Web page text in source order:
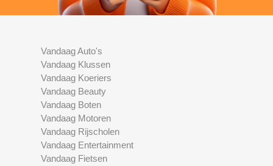
Vandaag Auto's
Vandaag Klussen
Vandaag Koeriers
Vandaag Beauty
Vandaag Boten
Vandaag Motoren
Vandaag Rijscholen
Vandaag Entertainment
Vandaag Fietsen